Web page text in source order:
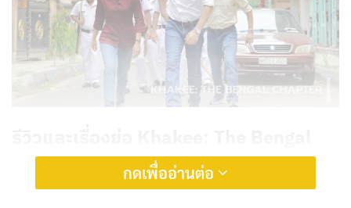
Chapter (ตำรวจ: บันทึกจากเบงกอล)
กดเพื่ออ่านต่อ